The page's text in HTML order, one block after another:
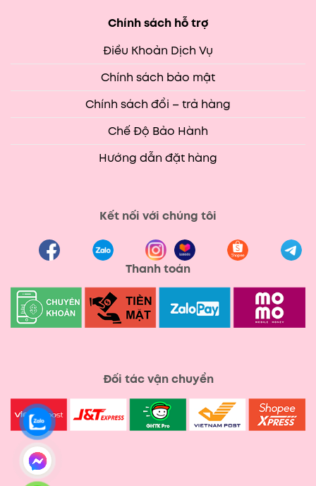
Chính sách hỗ trợ
Điều Khoản Dịch Vụ
Chính sách bảo mật
Chính sách đổi – trả hàng
Chế Độ Bảo Hành
Hướng dẫn đặt hàng
Kết nối với chúng tôi
Thanh toán
Đối tác vận chuyển